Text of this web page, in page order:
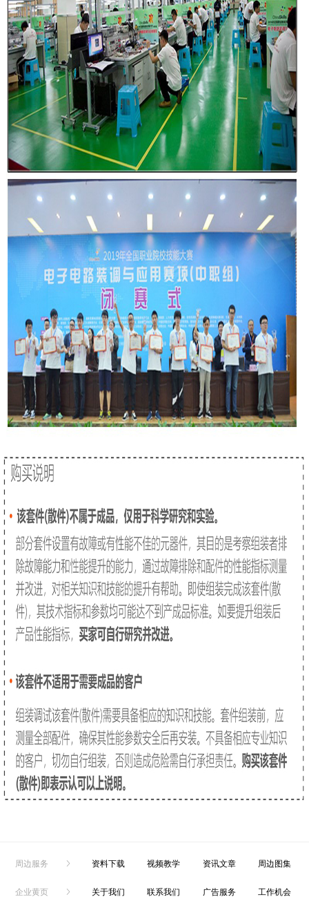
周边服务 资料下载 视频教学 资讯文章 周边图集
企业黄页 关于我们 联系我们 广告服务 工作机会